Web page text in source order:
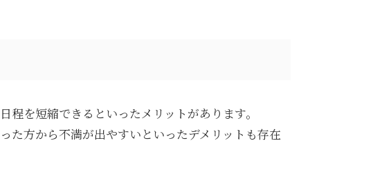
を短縮できるといったメリットがあります。
た方から不満が出やすいといったデメリットも存在